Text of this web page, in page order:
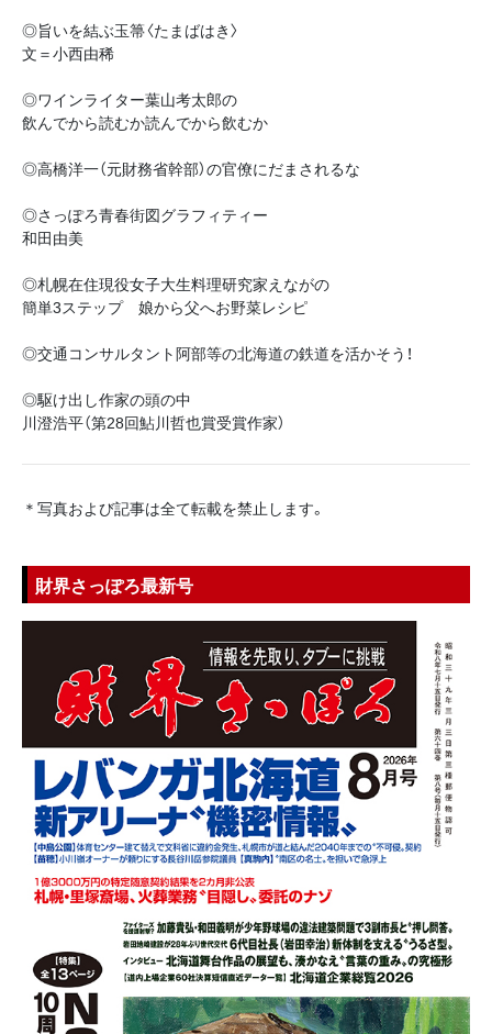
◎旨いを結ぶ玉箒〈たまばはき〉
文＝小西由稀
◎ワインライター葉山考太郎の
飲んでから読むか読んでから飲むか
◎高橋洋一（元財務省幹部）の官僚にだまされるな
◎さっぽろ青春街図グラフィティー
和田由美
◎札幌在住現役女子大生料理研究家えながの
簡単3ステップ 娘から父へお野菜レシピ
◎交通コンサルタント阿部等の北海道の鉄道を活かそう！
◎駆け出し作家の頭の中
川澄浩平（第28回鮎川哲也賞受賞作家）
＊写真および記事は全て転載を禁止します。
財界さっぽろ最新号